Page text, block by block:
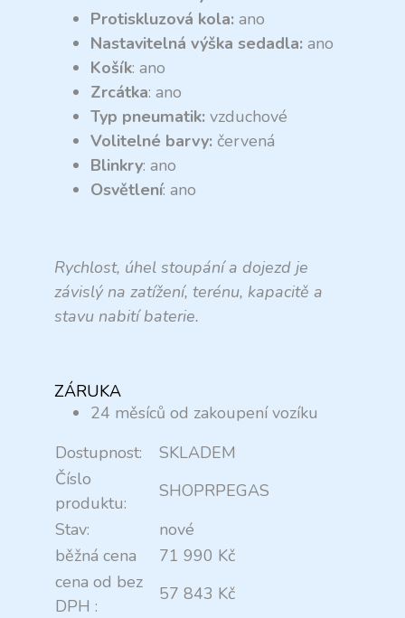
Protiskluzová kola: ano
Nastavitelná výška sedadla: ano
Košík: ano
Zrcátka: ano
Typ pneumatik: vzduchové
Volitelné barvy: červená
Blinkry: ano
Osvětlení: ano
Rychlost, úhel stoupání a dojezd je
závislý na zatížení, terénu, kapacitě a
stavu nabití baterie.
ZÁRUKA
24 měsíců od zakoupení vozíku
Dostupnost:
SKLADEM
Číslo
produktu:
SHOPRPEGAS
Stav:
nové
běžná cena
71 990 Kč
cena od bez
DPH :
57 843 Kč